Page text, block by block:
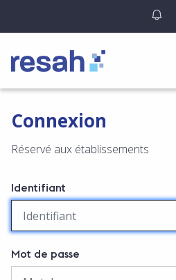
Logo Resah
Connexion
Réservé aux établissements
Identifiant
Mot de passe